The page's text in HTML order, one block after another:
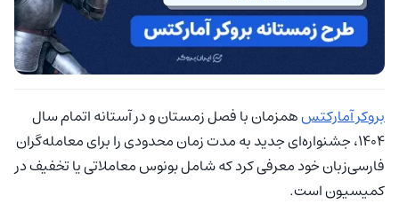
بروکر آمارکتسهمزمان با فصل زمستان و در آستانه اتمام سال
1404، جشنواره‌ای جدید به مدت زمان محدودی را برای معامله‌گران
فارسی‌زبان خود معرفی کرد که شامل بونوس معاملاتی یا تخفیف در
کمیسیون است.